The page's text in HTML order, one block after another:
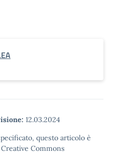
12.03.2024
questo articolo è
Commons